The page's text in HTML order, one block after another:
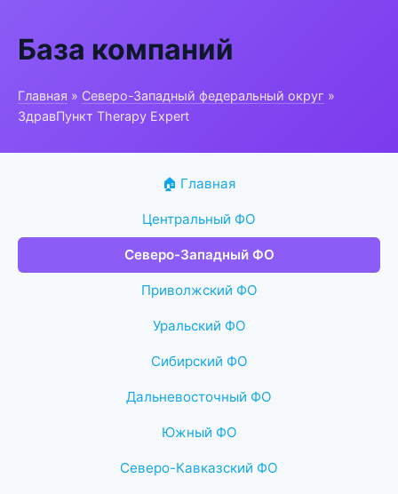
База компаний
Главная » Северо-Западный федеральный округ »
ЗдравПункт Therapy Expert
🏠 Главная
Центральный ФО
Северо-Западный ФО
Приволжский ФО
Уральский ФО
Сибирский ФО
Дальневосточный ФО
Южный ФО
Северо-Кавказский ФО